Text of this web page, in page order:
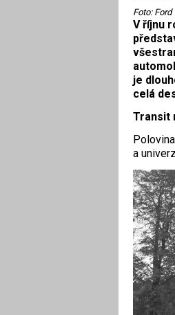
Foto: Ford
V říjnu
je
celá
Transit
a